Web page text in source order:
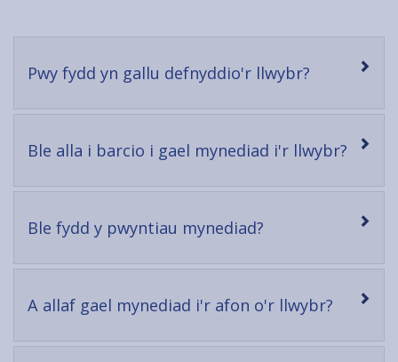
Pwy fydd yn gallu defnyddio'r llwybr?
content
Ble alla i barcio i gael mynediad i'r llwybr?
Ble fydd y pwyntiau mynediad?
content
A allaf gael mynediad i'r afon o'r llwybr?
content